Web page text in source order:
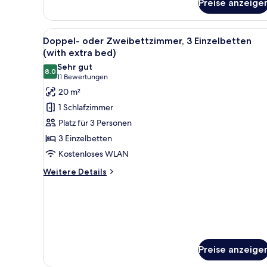
1
Queen-
Bett
Preise
Alle
Fotos
für
Doppel-
oder
Zweibettzimmer,
3 Einzelbetten
(with
extra
bed)
anzeigen
Doppel- oder
9
Doppel- oder Zweibettzimmer, 3 Einzelbetten
(with extra bed)
8.08.0 von 10
Sehr gut
11 Bewertungen
(11
Bewertungen)
20 m²
1 Schlafzimmer
Platz für 3 Personen
3 Einzelbetten
Kostenloses WLAN
Weitere Details
Weitere
Preise